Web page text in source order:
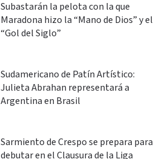
Subastarán la pelota con la que
Maradona hizo la “Mano de Dios” y el
“Gol del Siglo”
Sudamericano de Patín Artístico:
Julieta Abrahan representará a
Argentina en Brasil
Sarmiento de Crespo se prepara para
debutar en el Clausura de la Liga